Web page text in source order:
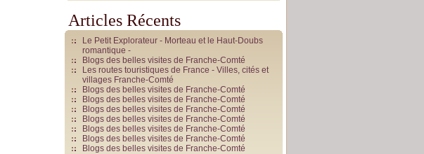
Articles Récents
Le Petit Explorateur - Morteau et le Haut-Doubs
romantique -
Blogs des belles visites de Franche-Comté
Les routes touristiques de France - Villes, cités et
villages Franche-Comté
Blogs des belles visites de Franche-Comté
Blogs des belles visites de Franche-Comté
Blogs des belles visites de Franche-Comté
Blogs des belles visites de Franche-Comté
Blogs des belles visites de Franche-Comté
Blogs des belles visites de Franche-Comté
Blogs des belles visites de Franche-Comté